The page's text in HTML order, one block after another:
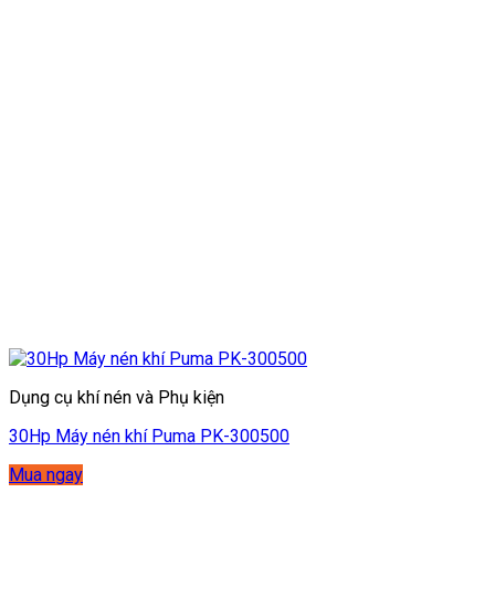
Dụng cụ khí nén và Phụ kiện
30Hp Máy nén khí Puma PK-300500
Mua ngay